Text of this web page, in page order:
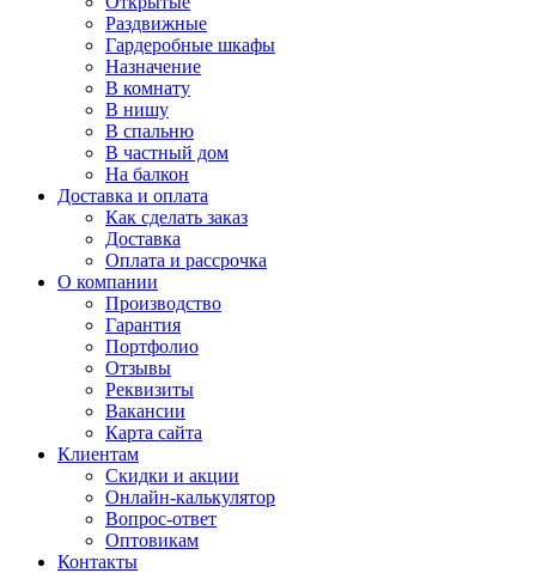
Раздвижные
Гардеробные шкафы
Назначение
В комнату
В нишу
В спальню
В частный дом
На балкон
Доставка и оплата
Как сделать заказ
Доставка
Оплата и рассрочка
О компании
Производство
Гарантия
Портфолио
Отзывы
Реквизиты
Вакансии
Карта сайта
Клиентам
Скидки и акции
Онлайн-калькулятор
Вопрос-ответ
Оптовикам
Контакты